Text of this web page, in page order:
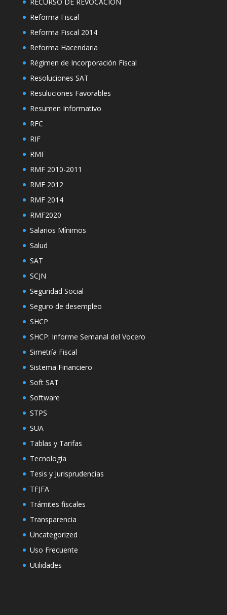
Reforma Fiscal
Reforma Fiscal 2014
Reforma Hacendaria
Régimen de Incorporación Fiscal
Resoluciones SAT
Resuluciones Favorables
Resumen Informativo
RFC
RIF
RMF
RMF 2010-2011
RMF 2012
RMF 2014
RMF2020
Salarios Mínimos
Salud
SAT
SCJN
Seguridad Social
Seguro de desempleo
SHCP
SHCP: Informe Semanal del Vocero
Simetría Fiscal
Sistema Financiero
Soft SAT
Software
STPS
SUA
Tablas y Tarifas
Tecnología
Tesis y Jurisprudencias
TFJFA
Trámites fiscales
Transparencia
Uncategorized
Uso Frecuente
Utilidades